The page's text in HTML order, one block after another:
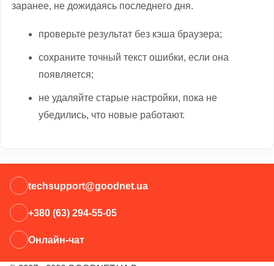
заранее, не дожидаясь последнего дня.
проверьте результат без кэша браузера;
сохраните точный текст ошибки, если она
появляется;
не удаляйте старые настройки, пока не
убедились, что новые работают.
techsupport@goodnet.ua
+380 (63) 294-55-05
Онлайн-чат